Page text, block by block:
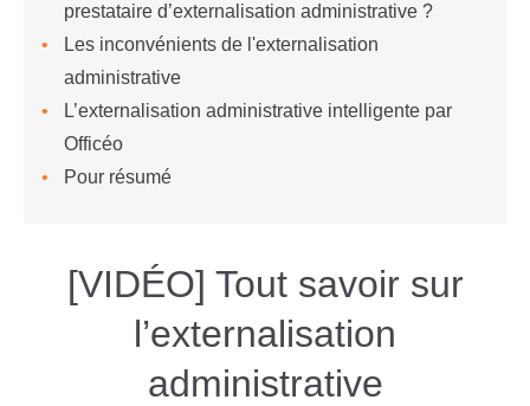
prestataire d’externalisation administrative ?
Les inconvénients de l'externalisation
administrative
L’externalisation administrative intelligente par
Officéo
Pour résumé
[VIDÉO] Tout savoir sur
l’externalisation
administrative